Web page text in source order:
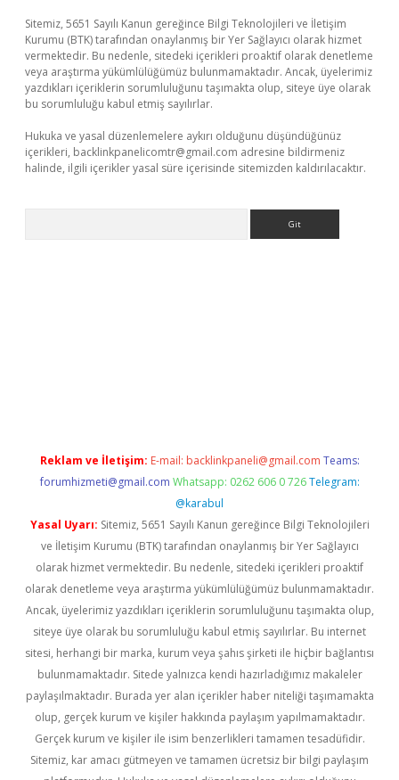
Sitemiz, 5651 Sayılı Kanun gereğince Bilgi Teknolojileri ve İletişim
Kurumu (BTK) tarafından onaylanmış bir Yer Sağlayıcı olarak hizmet
vermektedir. Bu nedenle, sitedeki içerikleri proaktif olarak denetleme
veya araştırma yükümlülüğümüz bulunmamaktadır. Ancak, üyelerimiz
yazdıkları içeriklerin sorumluluğunu taşımakta olup, siteye üye olarak
bu sorumluluğu kabul etmiş sayılırlar.
Hukuka ve yasal düzenlemelere aykırı olduğunu düşündüğünüz
içerikleri, backlinkpanelicomtr@gmail.com adresine bildirmeniz
halinde, ilgili içerikler yasal süre içerisinde sitemizden kaldırılacaktır.
Reklam ve İletişim: E-mail: backlinkpaneli@gmail.com Teams:
forumhizmeti@gmail.com Whatsapp: 0262 606 0 726 Telegram:
@karabul
Yasal Uyarı: Sitemiz, 5651 Sayılı Kanun gereğince Bilgi Teknolojileri
ve İletişim Kurumu (BTK) tarafından onaylanmış bir Yer Sağlayıcı
olarak hizmet vermektedir. Bu nedenle, sitedeki içerikleri proaktif
olarak denetleme veya araştırma yükümlülüğümüz bulunmamaktadır.
Ancak, üyelerimiz yazdıkları içeriklerin sorumluluğunu taşımakta olup,
siteye üye olarak bu sorumluluğu kabul etmiş sayılırlar. Bu internet
sitesi, herhangi bir marka, kurum veya şahıs şirketi ile hiçbir bağlantısı
bulunmamaktadır. Sitede yalnızca kendi hazırladığımız makaleler
paylaşılmaktadır. Burada yer alan içerikler haber niteliği taşımamakta
olup, gerçek kurum ve kişiler hakkında paylaşım yapılmamaktadır.
Gerçek kurum ve kişiler ile isim benzerlikleri tamamen tesadüfidir.
Sitemiz, kar amacı gütmeyen ve tamamen ücretsiz bir bilgi paylaşım